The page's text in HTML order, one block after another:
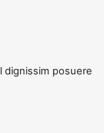
dignissim posuere